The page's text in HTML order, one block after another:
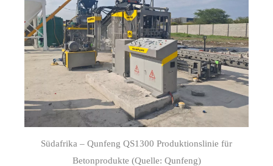
Südafrika – Qunfeng QS1300 Produktionslinie für
Betonprodukte (Quelle: Qunfeng)